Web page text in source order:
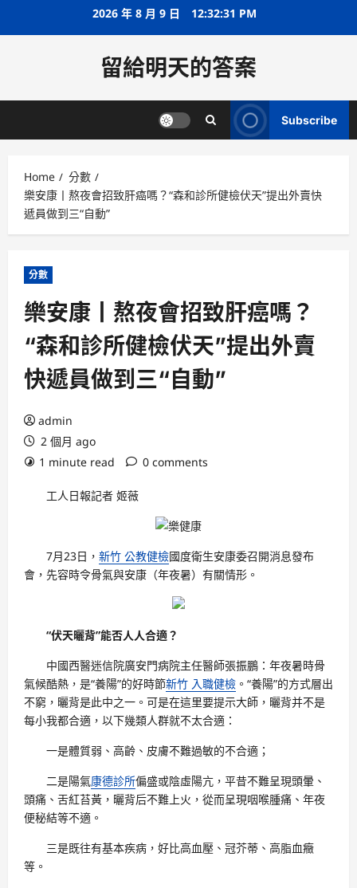
2026 年 8 月 9 日 12:32:32 PM
留給明天的答案
Subscribe
Home
分數
樂安康丨熬夜會招致肝癌嗎？“森和診所健檢伏天”提出外賣快
遞員做到三“自動”
分數
樂安康丨熬夜會招致肝癌嗎？
“森和診所健檢伏天”提出外賣
快遞員做到三“自動”
admin
2 個月 ago
1 minute read
0 comments
工人日報記者 姬薇
7月23日， 新竹 公教健檢國度衛生安康委召開消息發布
會，先容時令骨氣與安康（年夜暑）有關情形。
“伏天曬背”能否人人合適？
中國西醫迷信院廣安門病院主任醫師張振鵬：年夜暑時骨
氣候酷熱，是“養陽”的好時節新竹 入職健檢 。“養陽”的方式層出
不窮，曬背是此中之一。可是在這里要提示大師，曬背并不是
每小我都合適，以下幾類人群就不太合適：
一是體質弱、高齡、皮膚不難過敏的不合適；
二是陽氣康德診所偏盛或陰虛陽亢，平昔不難呈現頭暈、
頭痛、舌紅苔黃，曬背后不難上火，從而呈現咽喉腫痛、年夜
便秘結等不適。
三是既往有基本疾病，好比高血壓、冠芥蒂、高脂血癥
等。